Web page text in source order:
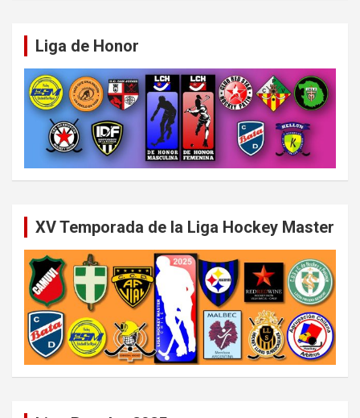
Liga de Honor
XV Temporada de la Liga Hockey Master